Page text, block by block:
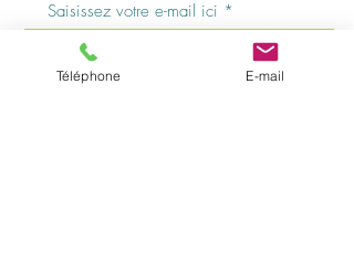
Téléphone E-mail